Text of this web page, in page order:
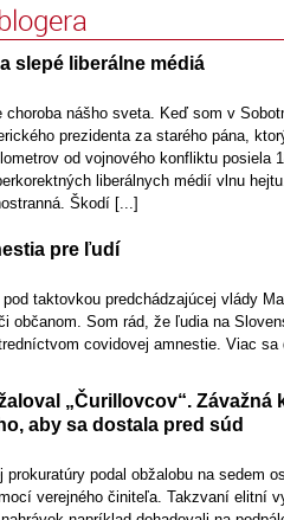
slepé liberálne médiá
choroba nášho sveta. Keď som v
prezidenta za starého pána,
od vojnového konfliktu posiela
liberálnych médií vlnu
Škodí [...]
pre ľudí
pod taktovkou predchádzajúcej vlády
občanom. Som rád, že ľudia na
covidovej amnestie. Viac sa
„Čurillovcov“. Závažná
aby sa dostala pred súd
prokuratúry podal obžalobu na sedem
verejného činiteľa. Takzvaní elitní